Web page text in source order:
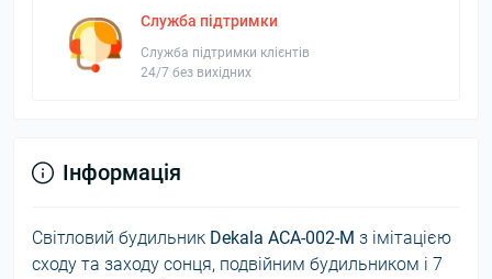
Служба підтримки
Служба підтримки клієнтів
24/7 без вихідних
Інформація
Світловий будильник Dekala ACA-002-M з імітацією
сходу та заходу сонця, подвійним будильником і 7 ​​